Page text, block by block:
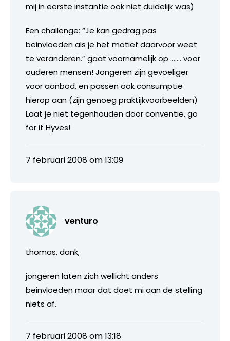
mij in eerste instantie ook niet duidelijk was)
Een challenge: “Je kan gedrag pas
beinvloeden als je het motief daarvoor weet
te veranderen.” gaat voornamelijk op ……. voor
ouderen mensen! Jongeren zijn gevoeliger
voor aanbod, en passen ook consumptie
hierop aan (zijn genoeg praktijkvoorbeelden)
Laat je niet tegenhouden door conventie, go
for it Hyves!
7 februari 2008 om 13:09
venturo
thomas, dank,
jongeren laten zich wellicht anders
beinvloeden maar dat doet mi aan de stelling
niets af.
7 februari 2008 om 13:18